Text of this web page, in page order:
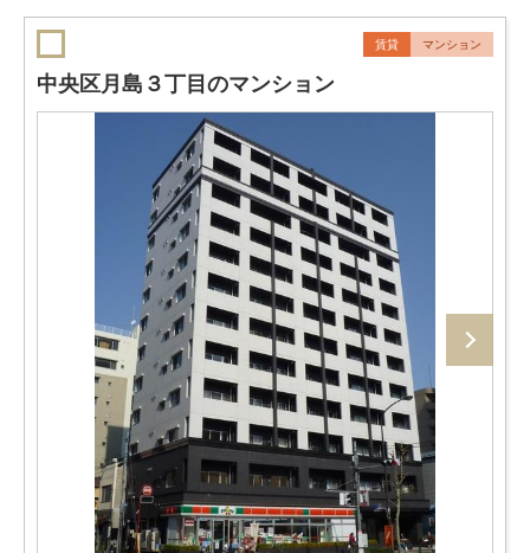
賃貸 マンション
中央区月島３丁目のマンション